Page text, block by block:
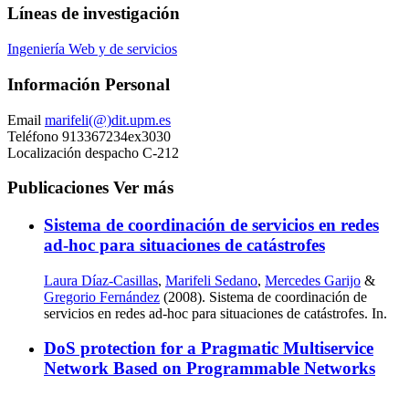
Líneas de investigación
Ingeniería Web y de servicios
Información Personal
Email marifeli(@)dit.upm.es
Teléfono 913367234ex3030
Localización despacho C-212
Publicaciones Ver más
Sistema de coordinación de servicios en redes
ad-hoc para situaciones de catástrofes
Laura Díaz-Casillas, Marifeli Sedano, Mercedes Garijo &
Gregorio Fernández (2008). Sistema de coordinación de
servicios en redes ad-hoc para situaciones de catástrofes. In.
DoS protection for a Pragmatic Multiservice
Network Based on Programmable Networks